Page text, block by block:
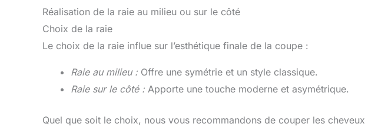
Réalisation de la raie au milieu ou sur le côté
Choix de la raie
Le choix de la raie influe sur l’esthétique finale de la coupe :
Raie au milieu : Offre une symétrie et un style classique.
Raie sur le côté : Apporte une touche moderne et asymétrique.
Quel que soit le choix, nous vous recommandons de couper les